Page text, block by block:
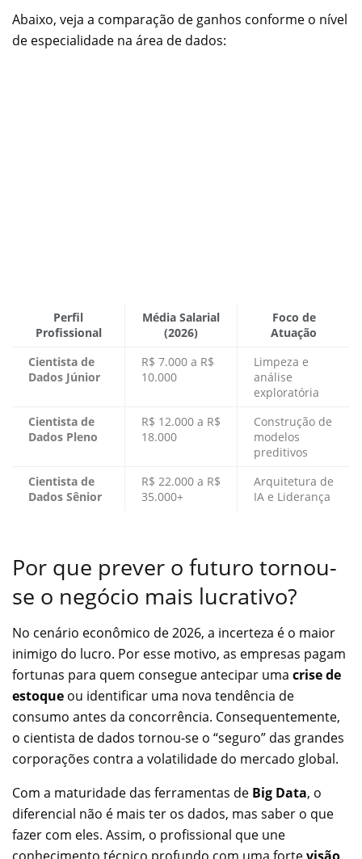
Abaixo, veja a comparação de ganhos conforme o nível
de especialidade na área de dados:
Perfil
Profissional
Média Salarial
(2026)
Foco de
Atuação
Cientista de
Dados Júnior
R$ 7.000 a R$
10.000
Limpeza e
análise
exploratória
Cientista de
Dados Pleno
R$ 12.000 a R$
18.000
Construção de
modelos
preditivos
Cientista de
Dados Sênior
R$ 22.000 a R$
35.000+
Arquitetura de
IA e Liderança
Por que prever o futuro tornou-
se o negócio mais lucrativo?
No cenário econômico de 2026, a incerteza é o maior
inimigo do lucro. Por esse motivo, as empresas pagam
fortunas para quem consegue antecipar uma crise de
estoque ou identificar uma nova tendência de
consumo antes da concorrência. Consequentemente,
o cientista de dados tornou-se o “seguro” das grandes
corporações contra a volatilidade do mercado global.
Com a maturidade das ferramentas de Big Data, o
diferencial não é mais ter os dados, mas saber o que
fazer com eles. Assim, o profissional que une